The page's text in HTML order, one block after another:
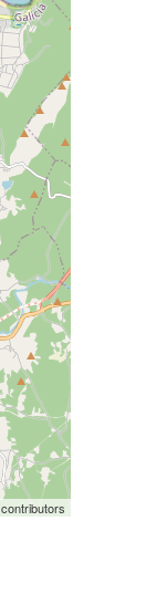
contributors